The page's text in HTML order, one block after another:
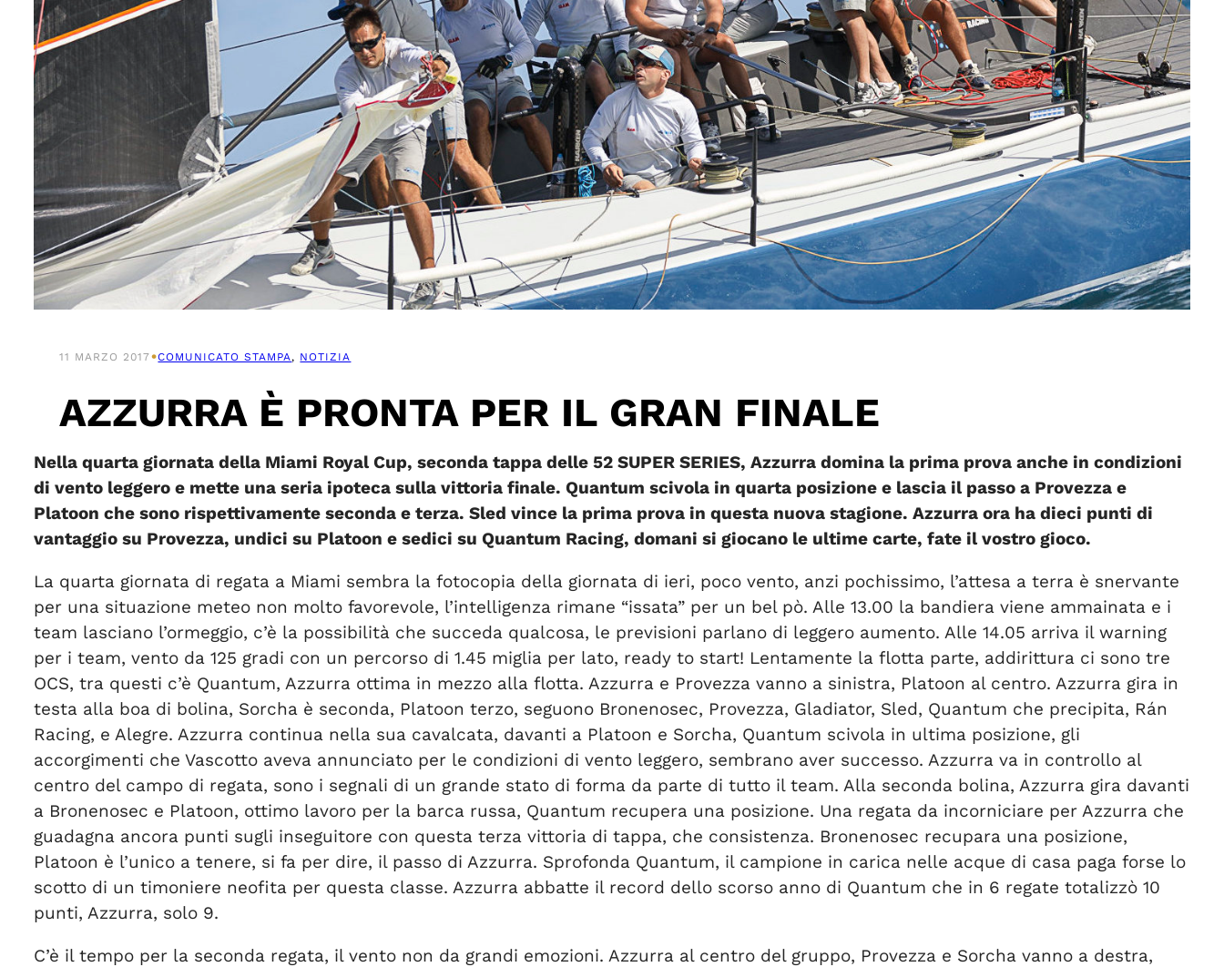
11 MARZO 2017•COMUNICATO STAMPA, NOTIZIA
AZZURRA È PRONTA PER IL GRAN FINALE
Nella quarta giornata della Miami Royal Cup, seconda tappa delle 52 SUPER SERIES, Azzurra domina la prima prova anche in condizioni
di vento leggero e mette una seria ipoteca sulla vittoria finale. Quantum scivola in quarta posizione e lascia il passo a Provezza e
Platoon che sono rispettivamente seconda e terza. Sled vince la prima prova in questa nuova stagione. Azzurra ora ha dieci punti di
vantaggio su Provezza, undici su Platoon e sedici su Quantum Racing, domani si giocano le ultime carte, fate il vostro gioco.
La quarta giornata di regata a Miami sembra la fotocopia della giornata di ieri, poco vento, anzi pochissimo, l’attesa a terra è snervante
per una situazione meteo non molto favorevole, l’intelligenza rimane “issata” per un bel pò. Alle 13.00 la bandiera viene ammainata e i
team lasciano l’ormeggio, c’è la possibilità che succeda qualcosa, le previsioni parlano di leggero aumento. Alle 14.05 arriva il warning
per i team, vento da 125 gradi con un percorso di 1.45 miglia per lato, ready to start! Lentamente la flotta parte, addirittura ci sono tre
OCS, tra questi c’è Quantum, Azzurra ottima in mezzo alla flotta. Azzurra e Provezza vanno a sinistra, Platoon al centro. Azzurra gira in
testa alla boa di bolina, Sorcha è seconda, Platoon terzo, seguono Bronenosec, Provezza, Gladiator, Sled, Quantum che precipita, Rán
Racing, e Alegre. Azzurra continua nella sua cavalcata, davanti a Platoon e Sorcha, Quantum scivola in ultima posizione, gli
accorgimenti che Vascotto aveva annunciato per le condizioni di vento leggero, sembrano aver successo. Azzurra va in controllo al
centro del campo di regata, sono i segnali di un grande stato di forma da parte di tutto il team. Alla seconda bolina, Azzurra gira davanti
a Bronenosec e Platoon, ottimo lavoro per la barca russa, Quantum recupera una posizione. Una regata da incorniciare per Azzurra che
guadagna ancora punti sugli inseguitore con questa terza vittoria di tappa, che consistenza. Bronenosec recupara una posizione,
Platoon è l’unico a tenere, si fa per dire, il passo di Azzurra. Sprofonda Quantum, il campione in carica nelle acque di casa paga forse lo
scotto di un timoniere neofita per questa classe. Azzurra abbatte il record dello scorso anno di Quantum che in 6 regate totalizzò 10
punti, Azzurra, solo 9.
C’è il tempo per la seconda regata, il vento non da grandi emozioni. Azzurra al centro del gruppo, Provezza e Sorcha vanno a destra,